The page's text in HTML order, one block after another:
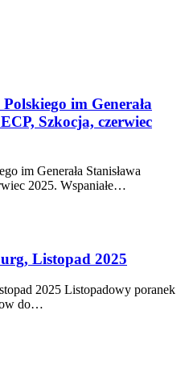
im Generała
Szkocja, czerwiec
im Generała Stanisława
2025. Wspaniałe…
Listopad 2025
2025 Listopadowy poranek
do…